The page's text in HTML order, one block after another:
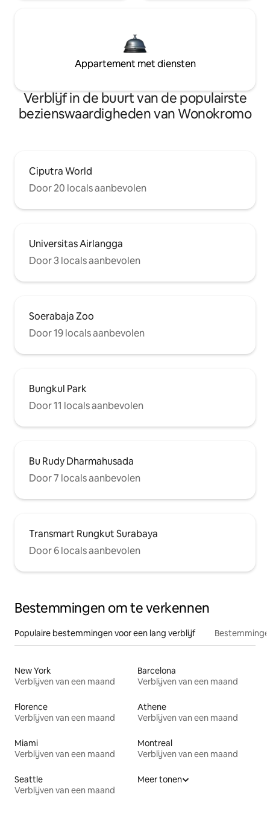
Appartement met diensten
Verblijf in de buurt van de populairste
bezienswaardigheden van Wonokromo
Ciputra World
Door 20 locals aanbevolen
Universitas Airlangga
Door 3 locals aanbevolen
Soerabaja Zoo
Door 19 locals aanbevolen
Bungkul Park
Door 11 locals aanbevolen
Bu Rudy Dharmahusada
Door 7 locals aanbevolen
Transmart Rungkut Surabaya
Door 6 locals aanbevolen
Bestemmingen om te verkennen
Populaire bestemmingen voor een lang verblijf
New York
Verblijven van een maand
Barcelona
Verblijven van een maand
Florence
Verblijven van een maand
Athene
Verblijven van een maand
Miami
Verblijven van een maand
Montreal
Verblijven van een maand
Seattle
Verblijven van een maand
Meer tonen